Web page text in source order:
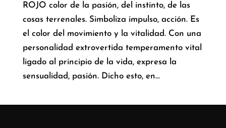
ROJO color de la pasión, del instinto, de las
cosas terrenales. Simboliza impulso, acción. Es
el color del movimiento y la vitalidad. Con una
personalidad extrovertida temperamento vital
ligado al principio de la vida, expresa la
sensualidad, pasión. Dicho esto, en...